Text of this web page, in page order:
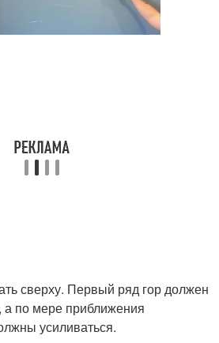
сверху. Первый ряд гор должен
по мере приближения
усиливаться.